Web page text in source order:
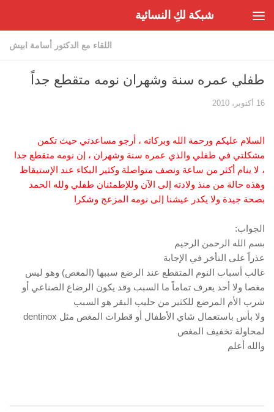
شبكة لكِ النسائية
اللقاء مع الدكتور أسامة ابيش
طفلي عمره سنة وشهران نومه متقطع جداً
16 أكتوبر، 2010
السلام عليكم ورحمة الله وبركاته ، أرجو مساعدتي حيث تكمن
مشكلتي في طفلي والذي عمره سنة وشهران ، إن نومه متقطع جدا
، لا ينام أكثر من ساعة ونصف متواصلة وكثير البكاء عند الإستيقاظ
وهذه حالة من منذ ولادته إلى الآن وللإطمئنان طفلي ولله الحمد
بصحة جيدة ولا يكدر عيشنا إلى نومه المزعج وشكرا
الجواب:
بسم الله الرحمن الرحيم
عذراً على التأخر في الإجابة
غالب أسباب النوم المتقطع عند الرضع سببها (المغص) وهو ليس
مغصا ولا أحد يعرف تماماً ما السبب وقد يكون الرضاع الصناعي أو
شرب الأم المرضع للكثير من حليب البقر هو السبب
ولا بأس باستعمال شاي الأطفال أو قطرات المغص مثل dentinox
لمحاولة تخفيف المغص
والله أعلم